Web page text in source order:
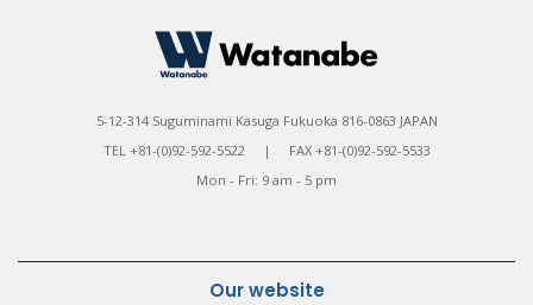
5-12-314 Suguminami Kasuga Fukuoka 816-0863 JAPAN
TEL +81-(0)92-592-5522 | FAX +81-(0)92-592-5533
Mon - Fri: 9 am - 5 pm
Our website